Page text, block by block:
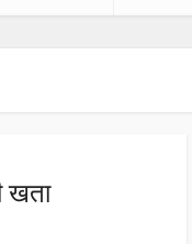
खता
SELF RESPECT